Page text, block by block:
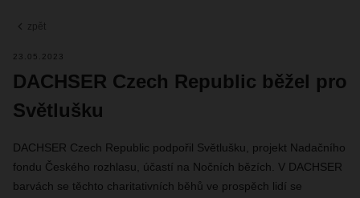
zpět
23.05.2023
DACHSER Czech Republic běžel pro
Světlušku
DACHSER Czech Republic podpořil Světlušku, projekt Nadačního
fondu Českého rozhlasu, účastí na Nočních bězích. V DACHSER
barvách se těchto charitativních běhů ve prospěch lidí se